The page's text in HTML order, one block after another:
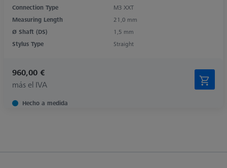
Connection Type
M3 XXT
Measuring Length
21,0 mm
Ø Shaft (DS)
1,5 mm
Stylus Type
Straight
960,00 €
más el IVA
Hecho a medida